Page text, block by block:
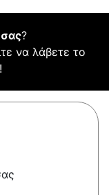
σας?
να λάβετε το